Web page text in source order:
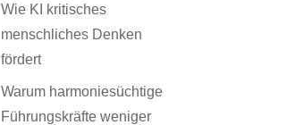
Wie KI kritisches
menschliches Denken
fördert
Warum harmoniesüchtige
Führungskräfte weniger